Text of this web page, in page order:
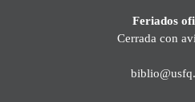
Feriados
Cerrada con